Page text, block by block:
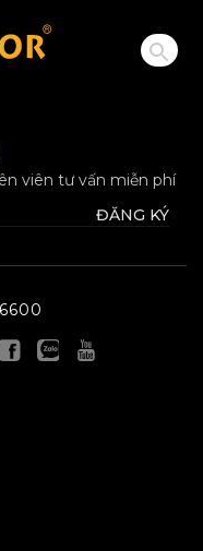
viên tư vấn miễn phí
ĐĂNG KÝ